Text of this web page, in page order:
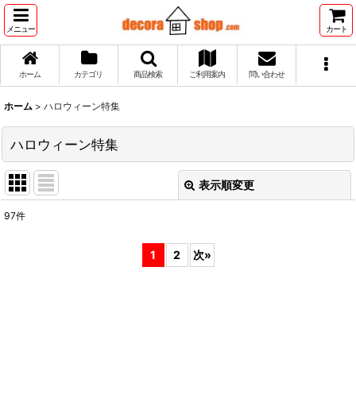
メニュー カート
ホーム カテゴリ 商品検索 ご利用案内 問い合わせ
ホーム > ハロウィーン特集
ハロウィーン特集
表示順変更
97件
1 2 次»